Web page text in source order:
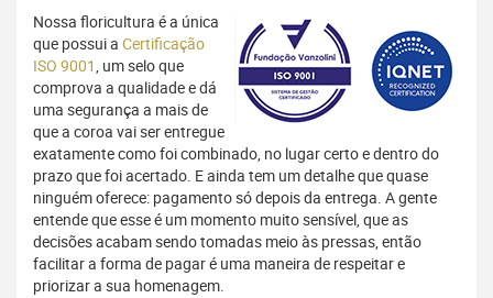
Nossa floricultura é a única
que possui a Certificação
ISO 9001, um selo que
comprova a qualidade e dá
uma segurança a mais de
que a coroa vai ser entregue
exatamente como foi combinado, no lugar certo e dentro do
prazo que foi acertado. E ainda tem um detalhe que quase
ninguém oferece: pagamento só depois da entrega. A gente
entende que esse é um momento muito sensível, que as
decisões acabam sendo tomadas meio às pressas, então
facilitar a forma de pagar é uma maneira de respeitar e
priorizar a sua homenagem.